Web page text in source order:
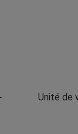
Unité de